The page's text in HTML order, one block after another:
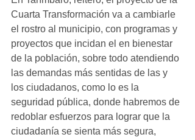
Cuarta Transformación va a cambiarle
el rostro al municipio, con programas y
proyectos que incidan el en bienestar
de la población, sobre todo atendiendo
las demandas más sentidas de las y
los ciudadanos, como lo es la
seguridad pública, donde habremos de
redoblar esfuerzos para lograr que la
ciudadanía se sienta más segura,